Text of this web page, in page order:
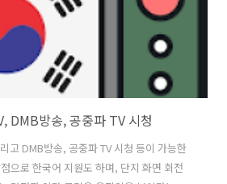
DMB방송, 공중파 TV 시청
고 DMB방송, 공중파 TV 시청 등이 가능한
으로 한국어 지원도 하며, 단지 화면 회전